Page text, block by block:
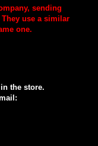
sending
use a similar
one.
the store.